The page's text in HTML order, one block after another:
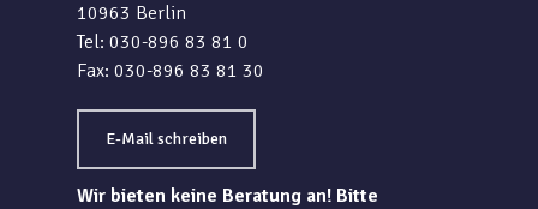
10963 Berlin
Tel: 030-896 83 81 0
Fax: 030-896 83 81 30
E-Mail schreiben
Wir bieten keine Beratung an! Bitte